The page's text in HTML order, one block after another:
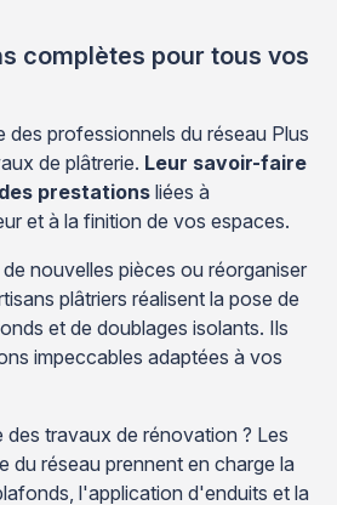
complètes pour tous vos
professionnels du réseau Plus
de plâtrerie. Leur savoir-faire
prestations liées à
et à la finition de vos espaces.
nouvelles pièces ou réorganiser
plâtriers réalisent la pose de
et de doublages isolants. Ils
impeccables adaptées à vos
travaux de rénovation ? Les
du réseau prennent en charge la
l'application d'enduits et la